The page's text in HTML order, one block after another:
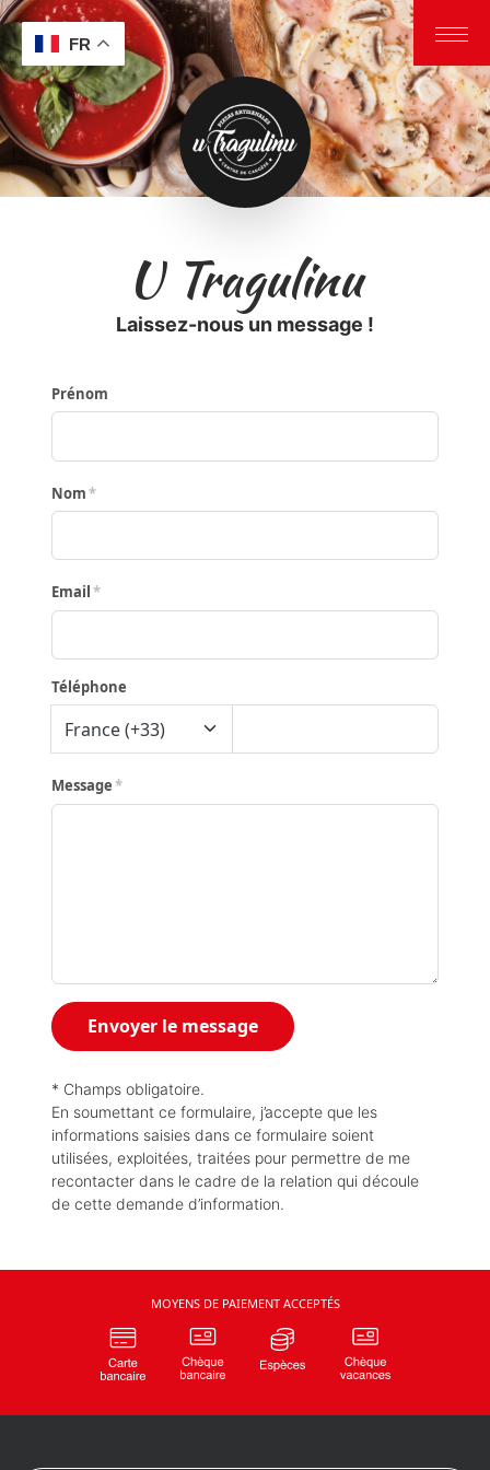
U Tragulinu
Laissez-nous un message !
Prénom
Nom
Email
Téléphone
France (+33)
Message
Envoyer le message
* Champs obligatoire.
En soumettant ce formulaire, j’accepte que les
informations saisies dans ce formulaire soient
utilisées, exploitées, traitées pour permettre de me
recontacter dans le cadre de la relation qui découle
de cette demande d’information.
MOYENS DE PAIEMENT ACCEPTÉS
FR